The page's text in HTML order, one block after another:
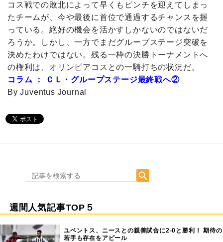
コス戦での敗北によって早くもピンチを迎えてしまっ
たチームが、今や最後に首位で通過するチャンスを握
っている。絶好の機会を活かすしかないのではないだ
ろうか。しかし、一方でまだグループステージ突破を
決めたわけではない。残る一枠の決勝トーナメントへ
の権利は、オリンピアコスとの一騎打ちの状況だ。
コラム ： ＣＬ・グループステージ最終戦へ②
By Juventus Journal
週間人気記事TOP５
ユベントス、ニースとの親善試合に2-0と勝利！ 期待の
若手も存在をアピール